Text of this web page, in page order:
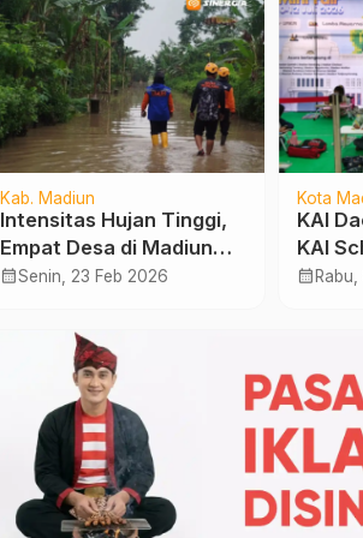
Kab. Madiun
Intensitas Hujan Tinggi,
Empat Desa di Madiun
Terdampak Luapan
calendar_monthSenin, 23 Feb 2026
Kota
KAI
KAI
calendar_month